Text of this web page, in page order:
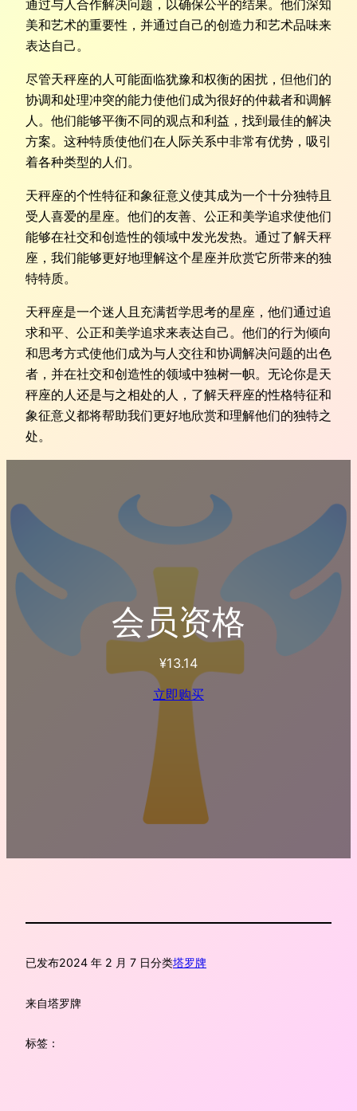
通过与人合作解决问题，以确保公平的结果。他们深知
美和艺术的重要性，并通过自己的创造力和艺术品味来
表达自己。
尽管天秤座的人可能面临犹豫和权衡的困扰，但他们的
协调和处理冲突的能力使他们成为很好的仲裁者和调解
人。他们能够平衡不同的观点和利益，找到最佳的解决
方案。这种特质使他们在人际关系中非常有优势，吸引
着各种类型的人们。
天秤座的个性特征和象征意义使其成为一个十分独特且
受人喜爱的星座。他们的友善、公正和美学追求使他们
能够在社交和创造性的领域中发光发热。通过了解天秤
座，我们能够更好地理解这个星座并欣赏它所带来的独
特特质。
天秤座是一个迷人且充满哲学思考的星座，他们通过追
求和平、公正和美学追求来表达自己。他们的行为倾向
和思考方式使他们成为与人交往和协调解决问题的出色
者，并在社交和创造性的领域中独树一帜。无论你是天
秤座的人还是与之相处的人，了解天秤座的性格特征和
象征意义都将帮助我们更好地欣赏和理解他们的独特之
处。
会员资格
¥13.14
立即购买
已发布2024 年 2 月 7 日分类塔罗牌
来自塔罗牌
标签：